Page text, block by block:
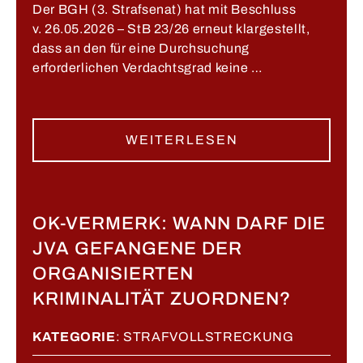
Der BGH (3. Strafsenat) hat mit Beschluss
v. 26.05.2026 – StB 23/26 erneut klargestellt,
dass an den für eine Durchsuchung
erforderlichen Verdachtsgrad keine …
WEITERLESEN
OK-VERMERK: WANN DARF DIE
JVA GEFANGENE DER
ORGANISIERTEN
KRIMINALITÄT ZUORDNEN?
KATEGORIE: STRAFVOLLSTRECKUNG